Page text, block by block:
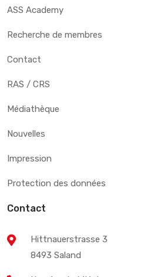
ASS Academy
Recherche de membres
Contact
RAS / CRS
Médiathèque
Nouvelles
Impression
Protection des données
Contact
Hittnauerstrasse 3
8493 Saland